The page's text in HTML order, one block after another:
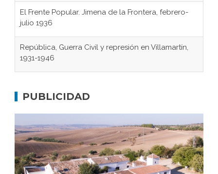
El Frente Popular. Jimena de la Frontera, febrero-
julio 1936
República, Guerra Civil y represión en Villamartín,
1931-1946
concentración nazis
Bornos
El Frente Popular. Ubrique, febrero-julio 1936
PUBLICIDAD